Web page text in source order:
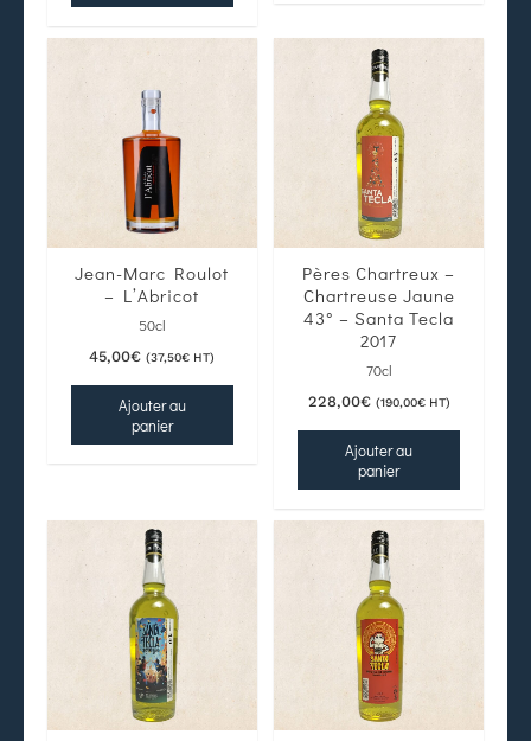
Jean-Marc Roulot
– L’Abricot
50cl
45,00€ (37,50€ HT)
Ajouter au
panier
Pères Chartreux –
Chartreuse Jaune
43° – Santa Tecla
2017
70cl
228,00€ (190,00€HT)
Ajouter au
panier